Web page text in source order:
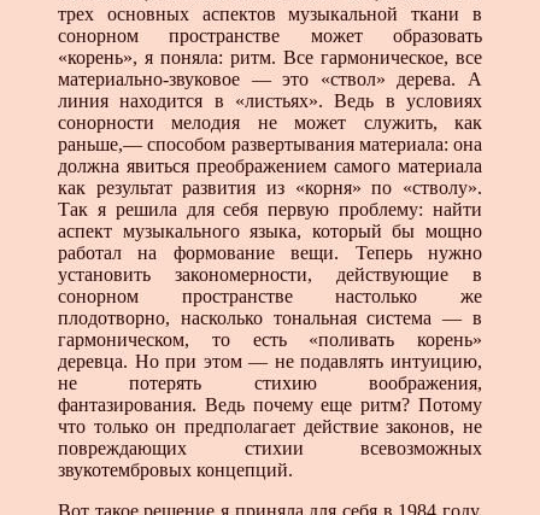
трех основных аспектов музыкальной ткани в
сонорном пространстве может образовать
«корень», я поняла: ритм. Все гармоническое, все
материально-звуковое — это «ствол» дерева. А
линия находится в «листьях». Ведь в условиях
сонорности мелодия не может служить, как
раньше,— способом развертывания материала: она
должна явиться преображением самого материала
как результат развития из «корня» по «стволу».
Так я решила для себя первую проблему: найти
аспект музыкального языка, который бы мощно
работал на формование вещи. Теперь нужно
установить закономерности, действующие в
сонорном пространстве настолько же
плодотворно, насколько тональная система — в
гармоническом, то есть «поливать корень»
деревца. Но при этом — не подавлять интуицию,
не потерять стихию воображения,
фантазирования. Ведь почему еще ритм? Потому
что только он предполагает действие законов, не
повреждающих стихии всевозможных
звукотембровых концепций.
Вот такое решение я приняла для себя в 1984 году.